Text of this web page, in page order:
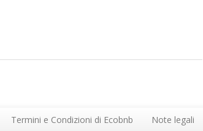
Termini e Condizioni di Ecobnb Note legali